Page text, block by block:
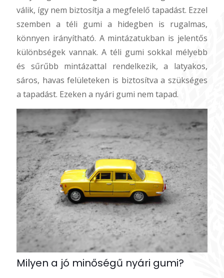
válik, így nem biztosítja a megfelelő tapadást. Ezzel
szemben a téli gumi a hidegben is rugalmas,
könnyen irányítható. A mintázatukban is jelentős
különbségek vannak. A téli gumi sokkal mélyebb
és sűrűbb mintázattal rendelkezik, a latyakos,
sáros, havas felületeken is biztosítva a szükséges
a tapadást. Ezeken a nyári gumi nem tapad.
Milyen a jó minőségű nyári gumi?